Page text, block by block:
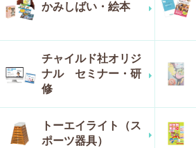
かみしばい・絵本
チャイルド社オリジ
ナル セミナー・研
修
トーエイライト（ス
ポーツ器具）